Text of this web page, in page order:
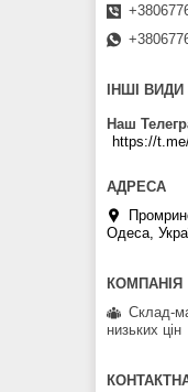
ІНШІ
Наш
https://
Одеса,
Склад-
низьких цін